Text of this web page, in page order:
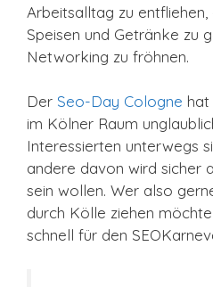
Arbeitsalltag zu entfliehen,
Speisen und Getränke zu
Networking zu fröhnen.
Der Seo-Day Cologne hat
im Kölner Raum
Interessierten unterwegs
andere davon wird sicher
sein wollen. Wer also
durch Kölle ziehen
schnell für den